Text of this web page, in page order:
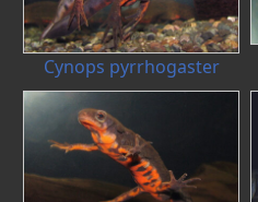
Cynops pyrrhogaster